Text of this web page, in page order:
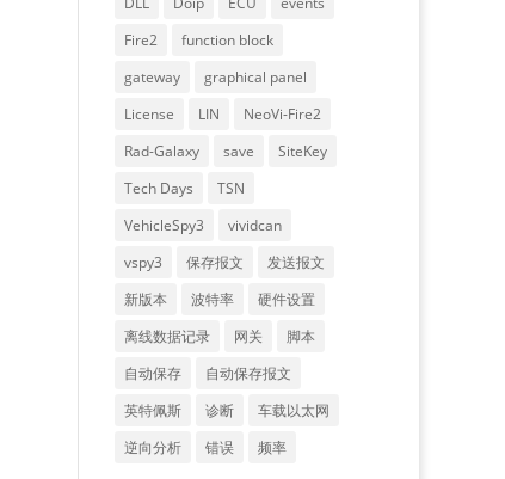
Fire2
function block
gateway
graphical panel
License
LIN
NeoVi-Fire2
Rad-Galaxy
save
SiteKey
Tech Days
TSN
VehicleSpy3
vividcan
vspy3
保存报文
发送报文
新版本
波特率
硬件设置
离线数据记录
网关
脚本
自动保存
自动保存报文
英特佩斯
诊断
车载以太网
逆向分析
错误 频率